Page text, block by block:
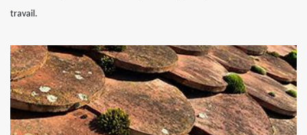
travail.